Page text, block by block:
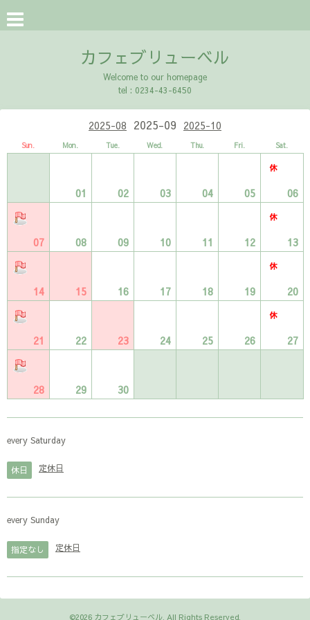
カフェブリューベル
Welcome to our homepage
tel : 0234-43-6450
2025-08 2025-09 2025-10
Sun. Mon. Tue. Wed. Thu. Fri. Sat.
01 02 03 04 05 06
07 08 09 10 11 12 13
14 15 16 17 18 19 20
21 22 23 24 25 26 27
28 29 30
every Saturday
休日 定休日
every Sunday
指定なし 定休日
©2026 カフェブリューベル. All Rights Reserved.